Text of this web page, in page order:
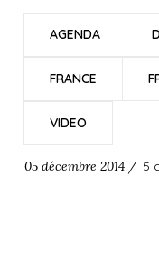
AGENDA
FRANCE
VIDEO
05 décembre 2014 / 5